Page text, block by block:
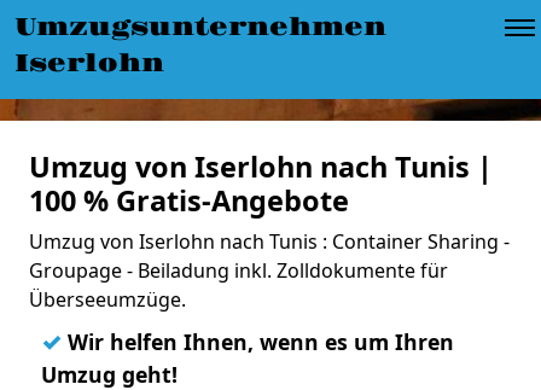
Umzugsunternehmen
Iserlohn
Umzug von Iserlohn nach Tunis |
100 % Gratis-Angebote
Umzug von Iserlohn nach Tunis : Container Sharing -
Groupage - Beiladung inkl. Zolldokumente für
Überseeumzüge.
✓ Wir helfen Ihnen, wenn es um Ihren
Umzug geht!